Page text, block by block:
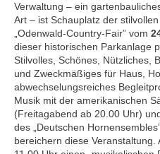
Verwaltung – ein
Art – ist Schauplatz der
„Odenwald-Country-Fair” vom
dieser historischen Parkanlage
Stilvolles, Schönes, Nützliches,
und Zweckmäßiges für Haus,
abwechselungsreiches
Musik mit der amerikanischen
(Freitagabend ab 20.00 Uhr)
des „Deutschen
bereichern diese